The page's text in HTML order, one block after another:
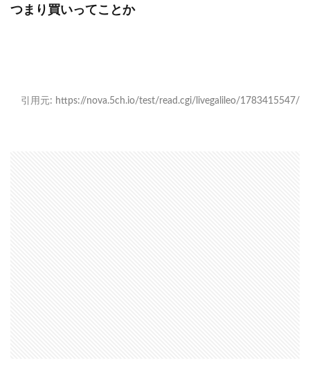
つまり買いってことか
引用元: https://nova.5ch.io/test/read.cgi/livegalileo/1783415547/